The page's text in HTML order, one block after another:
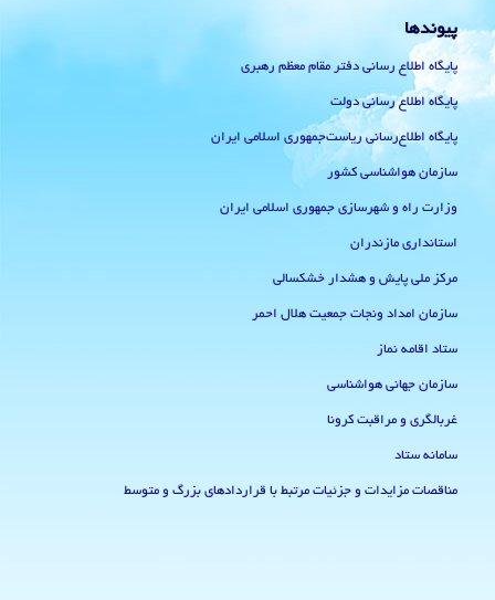
پیوندها
پایگاه اطلاع رسانی دفتر مقام معظم رهبری
پایگاه اطلاع رسانی دولت
پایگاه اطلاع‌رسانی ریاست‌جمهوری اسلامی ایران
سازمان هواشناسی کشور
وزارت راه و شهرسازی جمهوری اسلامی ایران
استانداری مازندران
مرکز ملی پایش و هشدار خشکسالی
سازمان امداد ونجات جمعیت هلال احمر
ستاد اقامه نماز
سازمان جهانی هواشناسی
غربالگری و مراقبت کرونا
سامانه ستاد
مناقصات مزایدات و جزئیات مرتبط با قراردادهای بزرگ و متوسط